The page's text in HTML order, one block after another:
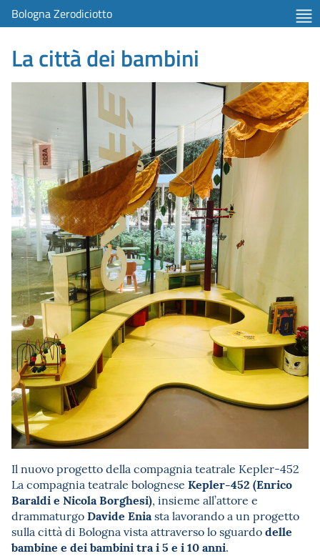
Bologna Zerodiciotto
La città dei bambini
Il nuovo progetto della compagnia teatrale Kepler-452
La compagnia teatrale bolognese Kepler-452 (Enrico
Baraldi e Nicola Borghesi), insieme all’attore e
drammaturgoDavide Eniasta lavorando a un progetto
sulla città di Bologna vista attraverso lo sguardodelle
bambine e dei bambini tra i 5 e i 10 anni.